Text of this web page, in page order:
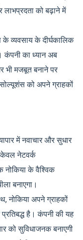
लाभप्रदता को बढ़ाने में
व्यवसाय के दीर्घकालिक
कंपनी का ध्यान अब
भी मजबूत बनाने पर
को अपने ग्राहकों
में नवाचार और सुधार
नेटवर्क
नोकिया के वैश्विक
बनाएगा।
नोकिया अपने ग्राहकों
है। कंपनी की यह
को सुविधाजनक बनाएगी